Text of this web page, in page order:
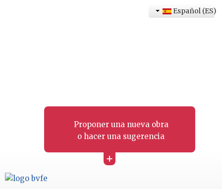
Proponer una nueva obra
o hacer una sugerencia
+
Español (ES)